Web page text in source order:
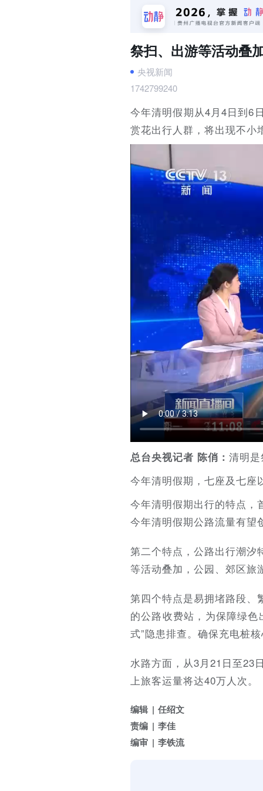
祭扫、出游等活动叠
央视新闻
1742799240
今年清明假期从4月4日到6
赏花出行人群，将出现不小
总台央视记者 陈俏： 清明
今年清明假期，七座及七座
今年清明假期出行的特点，
今年清明假期公路流量有望
第二个特点，公路出行潮汐
等活动叠加，公园、郊区旅
第四个特点是易拥堵路段、
的公路收费站，为保障绿
式”隐患排查。确保充电桩
水路方面，从3月21日至23
上旅客运量将达40万人次。
编辑
任绍文
责编
李佳
编审
李铁流